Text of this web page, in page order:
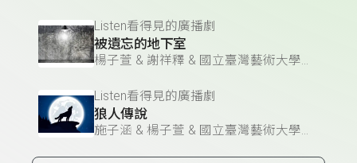
Listen看得見的廣播劇
被遺忘的地下室
楊子萱 & 謝祥釋 & 國立臺灣藝術大學廣電系 徐進輝老師 & 施子涵
Listen看得見的廣播劇
狼人傳說
施子涵 & 楊子萱 & 國立臺灣藝術大學廣電系 徐進輝老師 & 謝祥釋